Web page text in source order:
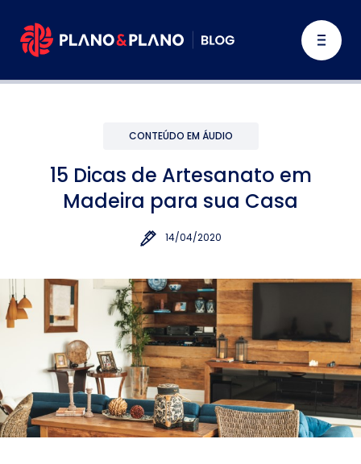
CONTEÚDO EM ÁUDIO
15 Dicas de Artesanato em
Madeira para sua Casa
14/04/2020